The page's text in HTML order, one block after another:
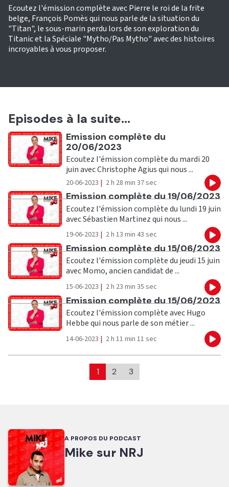
Ecoutez l'émission complète avec Pierre le roi de la frite
belge, François Pomès qui nous parle de la situation du
"Titan", le sous-marin perdu lors de son exploration du
Titanic et la Spéciale "Mytho/Pas Mytho" avec des histoires
incroyables à vous proposer.
Episodes à la suite...
Ecouter
Emission complète du
20/06/2023
Ecoutez l'émission complète du mardi 20
juin avec Christophe Agius qui nous ...
20-06-2023 | 2 h 28 min 37 sec
Ecouter
Emission complète du 19/06/2023
Ecoutez l'émission complète du lundi 19 juin
avec Sébastien Martinez qui nous ...
19-06-2023 | 2 h 13 min 43 sec
Ecouter
Emission complète du 15/06/2023
Ecoutez l'émission complète du jeudi 15 juin
avec Momo, ancien candidat de ...
15-06-2023 | 2 h 23 min 35 sec
Ecouter
Emission complète du 15/06/2023
Ecoutez l'émission complète avec Hugo
Hebbe qui nous parle de son métier ...
14-06-2023 | 2 h 11 min 11 sec
1 2 3
A PROPOS DU PODCAST
Mike sur NRJ